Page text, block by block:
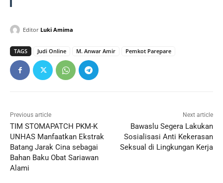
Editor Luki Amima
TAGS Judi Online M. Anwar Amir Pemkot Parepare
Previous article
TIM STOMAPATCH PKM-K
UNHAS Manfaatkan Ekstrak
Batang Jarak Cina sebagai
Bahan Baku Obat Sariawan
Alami
Next article
Bawaslu Segera Lakukan
Sosialisasi Anti Kekerasan
Seksual di Lingkungan Kerja